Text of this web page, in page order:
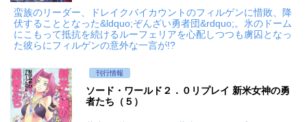
蛮族のリーダー、ドレイクバイカウントのフィルゲンに惜敗、降
伏することとなった&ldquo;ぞんざい勇者団&rdquo;。氷のドーム
にこもって抵抗を続けるルーフェリアを心配しつつも虜囚となっ
た彼らにフィルゲンの意外な一言が!?
刊行情報
ソード・ワールド２．０リプレイ 新米女神の勇
者たち（５）